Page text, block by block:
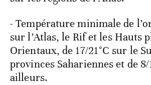
- Température minimale de
sur l’Atlas, le Rif et les Hauts
Orientaux, de 17/21°C sur le
provinces Sahariennes et de
ailleurs.